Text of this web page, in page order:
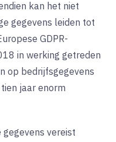
kan het niet
gegevens leiden tot
GDPR-
in werking getreden
op bedrijfsgegevens
jaar enorm
vereist